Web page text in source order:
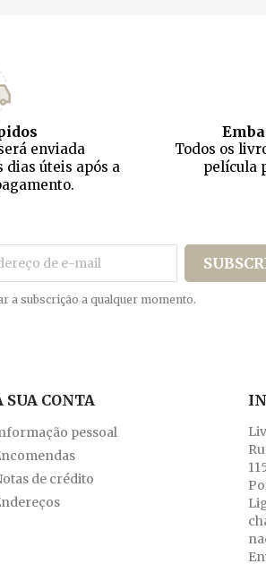
enviada
úteis após a
Todos os
película
a subscrição a qualquer momento.
SUA CONTA
pessoal
de crédito